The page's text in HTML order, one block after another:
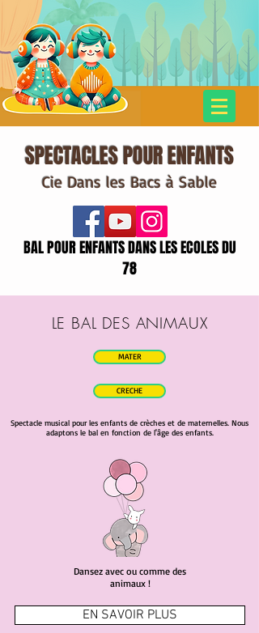
SPECTACLES POUR ENFANTS
Cie Dans les Bacs à Sable
BAL POUR ENFANTS DANS LES ECOLES DU
78
LE BAL DES ANIMAUX
MATER
CRECHE
Spectacle musical pour les enfants de crèches et de maternelles. Nous
adaptons le bal en fonction de l'âge des enfants.
Dansez avec ou comme des
animaux !
EN SAVOIR PLUS